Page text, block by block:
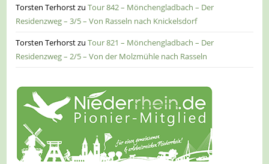
Torsten TerhorstzuTour 842 – Mönchengladbach – Der
Residenzweg – 3/5 – Von Rasseln nach Knickelsdorf
Torsten TerhorstzuTour 821 – Mönchengladbach – Der
Residenzweg – 2/5 – Von der Molzmühle nach Rasseln